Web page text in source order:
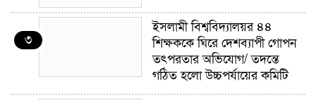
৩
ইসলামী বিশ্ববিদ্যালয়র ৪৪
শিক্ষককে ঘিরে দেশব্যাপী গোপন
তৎপরতার অভিযোগ/ তদন্তে
গঠিত হলো উচ্চপর্যায়ের কমিটি